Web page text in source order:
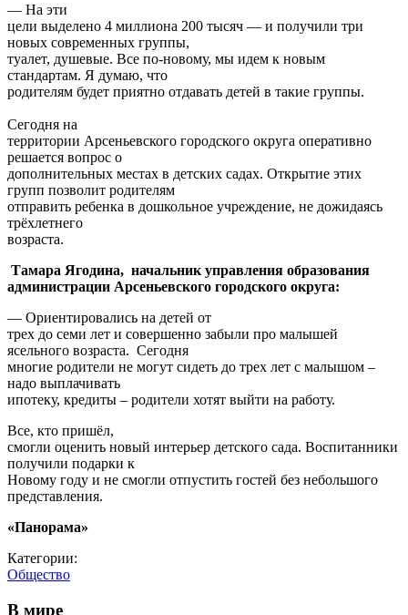
— На эти
цели выделено 4 миллиона 200 тысяч — и получили три
новых современных группы,
туалет, душевые. Все по-новому, мы идем к новым
стандартам. Я думаю, что
родителям будет приятно отдавать детей в такие группы.
Сегодня на
территории Арсеньевского городского округа оперативно
решается вопрос о
дополнительных местах в детских садах. Открытие этих
групп позволит родителям
отправить ребенка в дошкольное учреждение, не дожидаясь
трёхлетнего
возраста.
Тамара Ягодина, начальник управления образования
администрации Арсеньевского городского округа:
— Ориентировались на детей от
трех до семи лет и совершенно забыли про малышей
ясельного возраста. Сегодня
многие родители не могут сидеть до трех лет с малышом –
надо выплачивать
ипотеку, кредиты – родители хотят выйти на работу.
Все, кто пришёл,
смогли оценить новый интерьер детского сада. Воспитанники
получили подарки к
Новому году и не смогли отпустить гостей без небольшого
представления.
«Панорама»
Категории:
Общество
В мире